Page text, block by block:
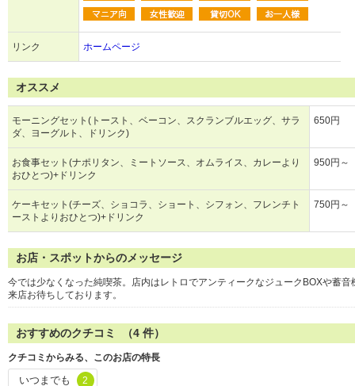
リンク ホームページ
オススメ
モーニングセット(トースト、ベーコン、スクランブルエッグ、サラ
ダ、ヨーグルト、ドリンク)
650円
お食事セット(ナポリタン、ミートソース、オムライス、カレーより
おひとつ)+ドリンク
950円～
ケーキセット(チーズ、ショコラ、ショート、シフォン、フレンチト
ーストよりおひとつ)+ドリンク
750円～
お店・スポットからのメッセージ
今では少なくなった純喫茶。店内はレトロでアンティークなジュークBOXや蓄
来店お待ちしております。
おすすめのクチコミ （4 件）
クチコミからみる、このお店の特長
いつまでも 2